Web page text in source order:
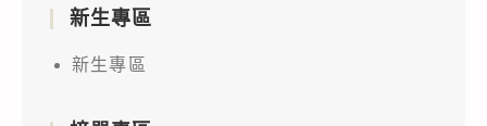
新生專區
新生專區